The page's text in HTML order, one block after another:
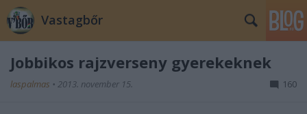
Vastagbőr
Jobbikos rajzverseny gyerekeknek
laspalmas • 2013. november 15. 160